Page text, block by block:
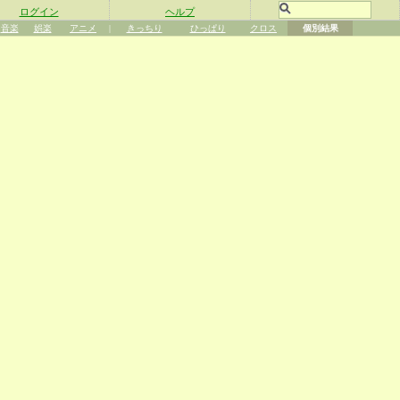
ログイン ヘルプ
音楽 娯楽 アニメ | きっちり ひっぱり クロス 個別結果